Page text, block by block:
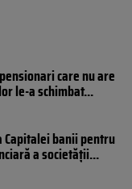
care nu are
le-a schimbat...
banii pentru
a societății...